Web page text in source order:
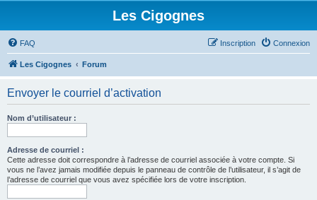
Les Cigognes
FAQ Connexion
Inscription
Les Cigognes Forum
Envoyer le courriel d’activation
Nom d’utilisateur :
Adresse de courriel :
Cette adresse doit correspondre à l’adresse de courriel associée à votre compte. Si
vous ne l’avez jamais modifiée depuis le panneau de contrôle de l’utilisateur, il s’agit de
l’adresse de courriel que vous avez spécifiée lors de votre inscription.